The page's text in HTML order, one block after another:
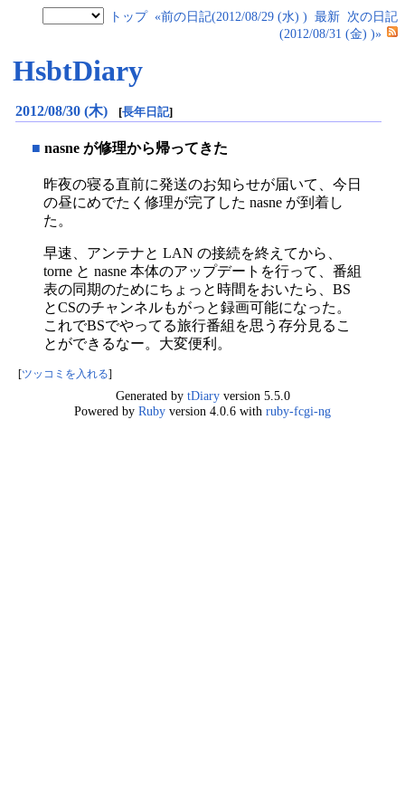
トップ «前の日記(2012/08/29 (水) ) 最新 次の日記
(2012/08/31 (金) )»
HsbtDiary
2012/08/30 (木) [長年日記]
■ nasne が修理から帰ってきた
昨夜の寝る直前に発送のお知らせが届いて、今日
の昼にめでたく修理が完了した nasne が到着し
た。
早速、アンテナと LAN の接続を終えてから、
torne と nasne 本体のアップデートを行って、番組
表の同期のためにちょっと時間をおいたら、BS
とCSのチャンネルもがっと録画可能になった。
これでBSでやってる旅行番組を思う存分見るこ
とができるなー。大変便利。
[ツッコミを入れる]
Generated by tDiaryversion 5.5.0
Powered by Ruby version 4.0.6 with ruby-fcgi-ng